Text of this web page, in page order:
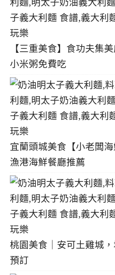
【三重美食】食功夫集
小米粥免費吃
宜蘭頭城美食【小老闆
漁港海鮮餐廳推薦
桃園美食｜安可土雞城
預訂